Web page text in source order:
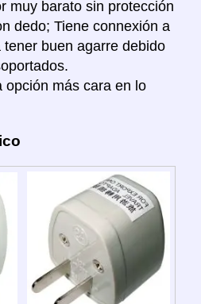
muy barato sin protección
dedo; Tiene connexión a
buen agarre debido
opción más cara en lo